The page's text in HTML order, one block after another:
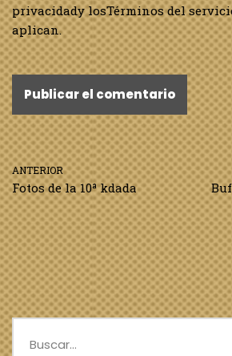
privacidady losTérminos del
aplican.
ANTERIOR
Fotos de la 10ª kdada